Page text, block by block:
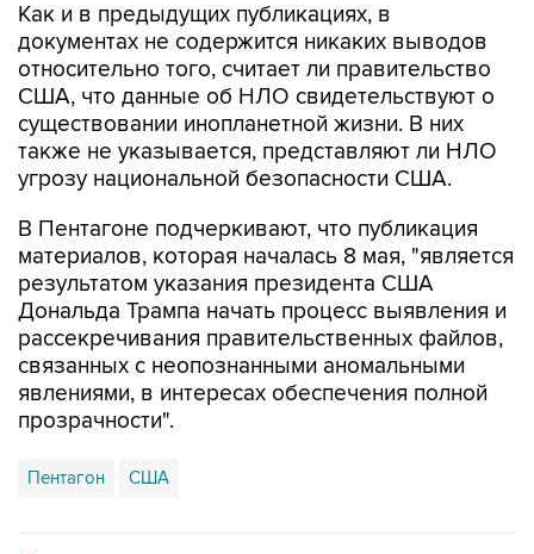
Как и в предыдущих публикациях, в
документах не содержится никаких выводов
относительно того, считает ли правительство
США, что данные об НЛО свидетельствуют о
существовании инопланетной жизни. В них
также не указывается, представляют ли НЛО
угрозу национальной безопасности США.
В Пентагоне подчеркивают, что публикация
материалов, которая началась 8 мая, "является
результатом указания президента США
Дональда Трампа начать процесс выявления и
рассекречивания правительственных файлов,
связанных с неопознанными аномальными
явлениями, в интересах обеспечения полной
прозрачности".
Пентагон США